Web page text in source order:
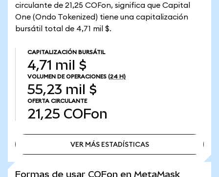
circulante de 21,25 COFon, significa que Capital
One (Ondo Tokenized) tiene una capitalización
bursátil total de 4,71 mil $.
CAPITALIZACIÓN BURSÁTIL
4,71 mil $
VOLUMEN DE OPERACIONES (24 H)
55,23 mil $
OFERTA CIRCULANTE
21,25 COFon
VER MÁS ESTADÍSTICAS
Formas de usar COFon en MetaMask